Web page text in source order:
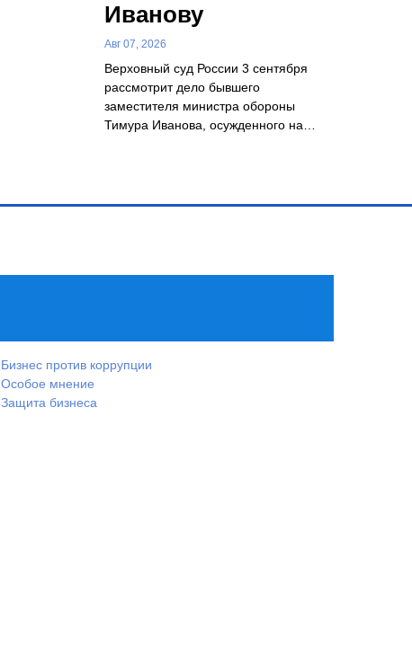
Иванову
Авг 07, 2026
Верховный суд России 3 сентября
рассмотрит дело бывшего
заместителя министра обороны
Тимура Иванова, осужденного на…
Бизнес против коррупции
Особое мнение
Защита бизнеса